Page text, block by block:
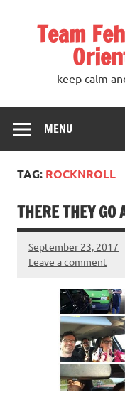
Team
keep calm
MENU
TAG: ROCKNROLL
THERE THEY
September 23, 2017
Leave a comment